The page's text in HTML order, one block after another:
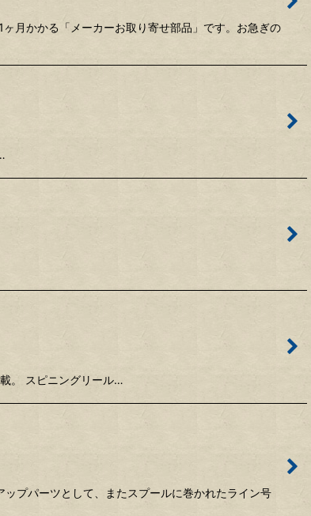
月かかる「メーカーお取り寄せ部品」です。お急ぎの
。 スピニングリール…
プパーツとして、またスプールに巻かれたライン号